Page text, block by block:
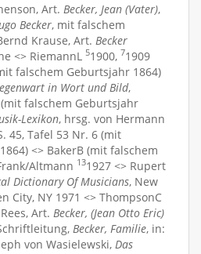
Art. Becker, Jean (Vater),
Becker, mit falschem
Krause, Art. Becker
<> RiemannL 51900, 71909
falschem Geburtsjahr 1864)
in Wort und Bild,
falschem Geburtsjahr
Lexikon, hrsg. von Hermann
45, Tafel 53 Nr. 6 (mit
<> BakerB (mit falschem
Altmann 131927 <> Rupert
Dictionary Of Musicians, New
City, NY 1971 <> ThompsonC
Art. Becker, (Jean Otto Eric)
Becker, Familie, in:
von Wasielewski, Das